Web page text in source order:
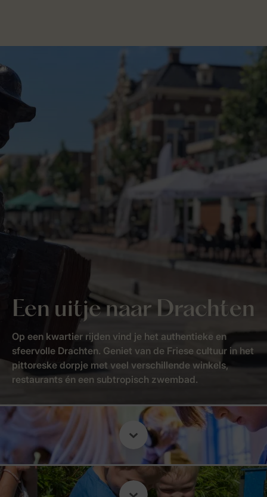
Een uitje naar Drachten
Op een kwartier rijden vind je het authentieke en
sfeervolle Drachten. Geniet van de Friese cultuur in het
pittoreske dorpje met veel verschillende winkels,
restaurants én een subtropisch zwembad.